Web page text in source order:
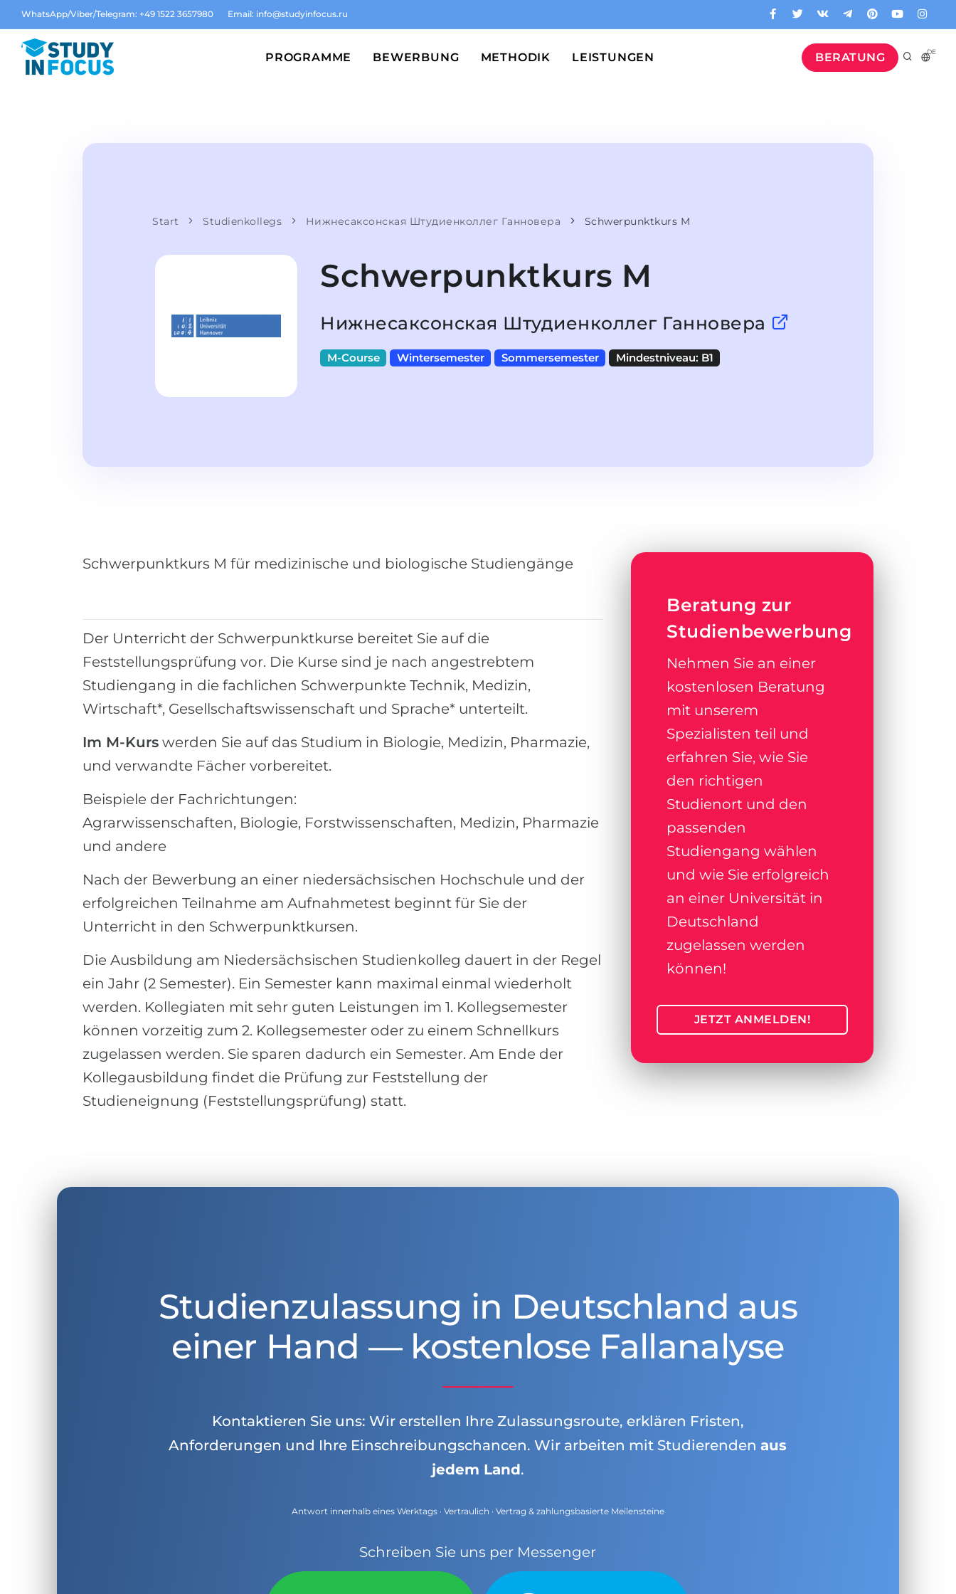
WhatsApp/Viber/Telegram: +49 1522 3657980 Email: info@studyinfocus.ru
BERATUNG DE
PROGRAMME BEWERBUNG METHODIK LEISTUNGEN
Start Studienkollegs Нижнесаксонская Штудиенколлег Ганновера Schwerpunktkurs M
Schwerpunktkurs M
Нижнесаксонская Штудиенколлег Ганновера
M-Course Wintersemester Sommersemester Mindestniveau: B1
Schwerpunktkurs M für medizinische und biologische Studiengänge
Der Unterricht der Schwerpunktkurse bereitet Sie auf die
Feststellungsprüfung vor. Die Kurse sind je nach angestrebtem
Studiengang in die fachlichen Schwerpunkte Technik, Medizin,
Wirtschaft*, Gesellschaftswissenschaft und Sprache* unterteilt.
Im M-Kurs werden Sie auf das Studium in Biologie, Medizin, Pharmazie,
und verwandte Fächer vorbereitet.
Beispiele der Fachrichtungen:
Agrarwissenschaften, Biologie, Forstwissenschaften, Medizin, Pharmazie
und andere
Nach der Bewerbung an einer niedersächsischen Hochschule und der
erfolgreichen Teilnahme am Aufnahmetest beginnt für Sie der
Unterricht in den Schwerpunktkursen.
Die Ausbildung am Niedersächsischen Studienkolleg dauert in der Regel
ein Jahr (2 Semester). Ein Semester kann maximal einmal wiederholt
werden. Kollegiaten mit sehr guten Leistungen im 1. Kollegsemester
können vorzeitig zum 2. Kollegsemester oder zu einem Schnellkurs
zugelassen werden. Sie sparen dadurch ein Semester. Am Ende der
Kollegausbildung findet die Prüfung zur Feststellung der
Studieneignung (Feststellungsprüfung) statt.
Beratung zur
Studienbewerbung
Nehmen Sie an einer
kostenlosen Beratung
mit unserem
Spezialisten teil und
erfahren Sie, wie Sie
den richtigen
Studienort und den
passenden
Studiengang wählen
und wie Sie erfolgreich
an einer Universität in
Deutschland
zugelassen werden
können!
JETZT ANMELDEN!
Studienzulassung in Deutschland aus
einer Hand — kostenlose Fallanalyse
Kontaktieren Sie uns: Wir erstellen Ihre Zulassungsroute, erklären Fristen,
Anforderungen und Ihre Einschreibungschancen. Wir arbeiten mit Studierendenaus
jedem Land.
Antwort innerhalb eines Werktags · Vertraulich · Vertrag & zahlungsbasierte Meilensteine
Schreiben Sie uns per Messenger